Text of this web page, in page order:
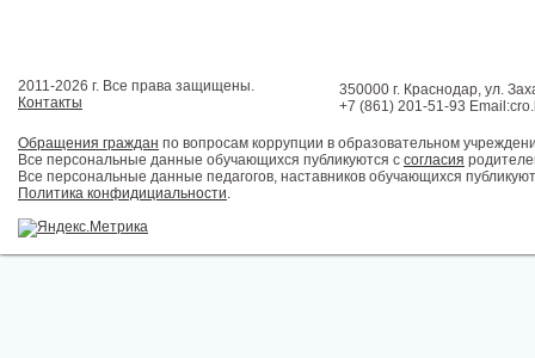
2011-2026 г. Все права защищены.
Контакты
350000 г. Краснодар, ул.
+7 (861) 201-51-93
Обращения граждан по вопросам коррупции в образовательном
Все персональные данные обучающихся публикуются с согласия
Все персональные данные педагогов, наставников обучающихся
Политика конфидициальности.